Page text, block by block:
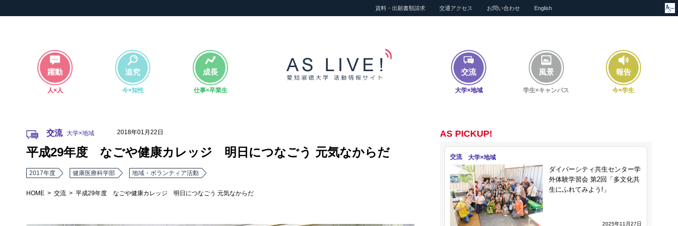
躍動
人×人
追究
今×知性
成長
仕事×卒業生
交流
大学×地域
風景
学生×キャンパス
報告
今×学生
資料・出願書類請求 交通アクセス お問い合わせ English
交流 2018年01月22日
平成29年度 なごや健康カレッジ 明日につなごう 元気なからだ
2017年度 健康医療科学部 地域・ボランティア活動
HOME 交流 平成29年度 なごや健康カレッジ 明日につなごう 元気なからだ
AS PICKUP!
交流
ダイバーシティ共生センター学
外体験学習会 第2回「多文化共
生にふれてみよう!」
2025年11月27日